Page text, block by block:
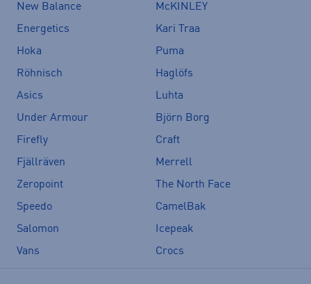
New Balance
McKINLEY
Energetics
Kari Traa
Hoka
Puma
Röhnisch
Haglöfs
Asics
Luhta
Under Armour
Björn Borg
Firefly
Craft
Fjällräven
Merrell
Zeropoint
The North Face
Speedo
CamelBak
Salomon
Icepeak
Vans
Crocs